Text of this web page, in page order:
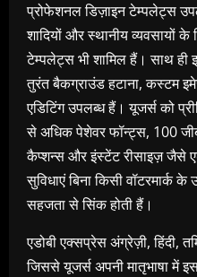
प्रोफेशनल डिज़ाइन टेम्पलेट्स
शादियों और स्थानीय व्यवसायों
टेम्पलेट्स भी शामिल हैं। साथ
तुरंत बैकग्राउंड हटाना, कस्टम
एडिटिंग उपलब्ध हैं। यूजर्स को
से अधिक पेशेवर फॉन्ट्स, 100
कैप्शन्स और इंस्टेंट रीसाइज़ जैसे
सुविधाएं बिना किसी वॉटरमार्क
सहजता से सिंक होती हैं।
एडोबी एक्सप्रेस अंग्रेज़ी, हिंदी,
जिससे यूजर्स अपनी मातृभाषा में